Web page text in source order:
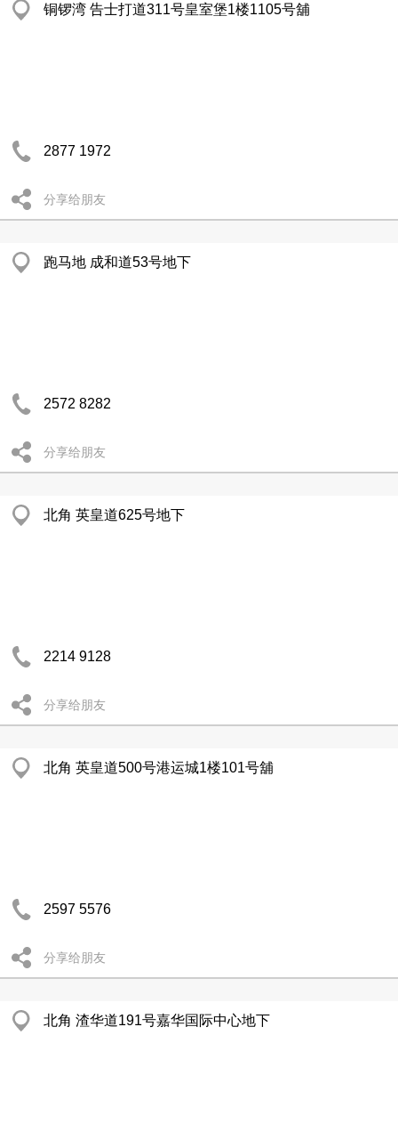
铜锣湾 告士打道311号皇室堡1楼1105号舖
2877 1972
分享给朋友
跑马地 成和道53号地下
2572 8282
分享给朋友
北角 英皇道625号地下
2214 9128
分享给朋友
北角 英皇道500号港运城1楼101号舖
2597 5576
分享给朋友
北角 渣华道191号嘉华国际中心地下